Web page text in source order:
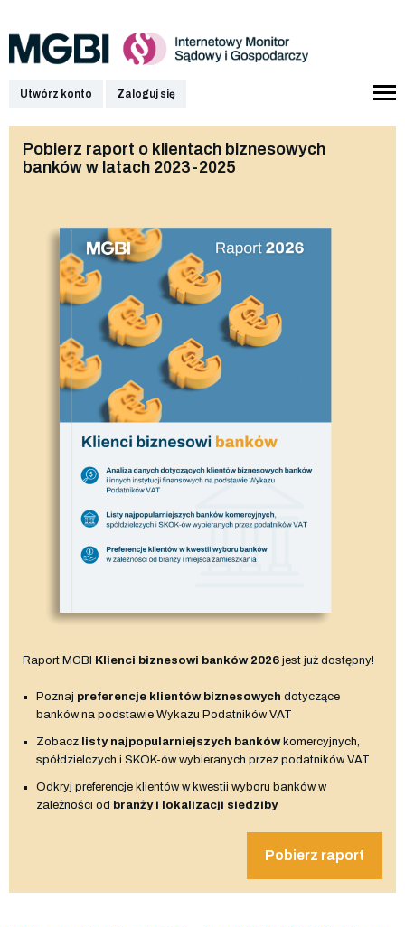
Utwórz konto Zaloguj się
Pobierz raport o klientach biznesowych
banków w latach 2023-2025
Raport MGBI Klienci biznesowi banków 2026 jest już dostępny!
Poznaj preferencje klientów biznesowych dotyczące
banków na podstawie Wykazu Podatników VAT
Zobacz listy najpopularniejszych bankówkomercyjnych,
spółdzielczych i SKOK-ów wybieranych przez podatników VAT
Odkryj preferencje klientów w kwestii wyboru banków w
zależności od branży i lokalizacji siedziby
Pobierz raport